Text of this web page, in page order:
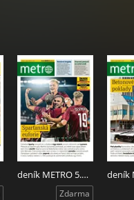
deník METRO 5.8.2026
Zdarma